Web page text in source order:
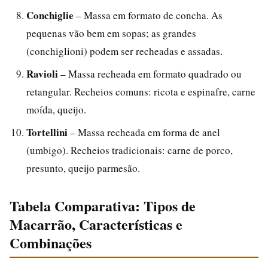
Conchiglie – Massa em formato de concha. As
pequenas vão bem em sopas; as grandes
(conchiglioni) podem ser recheadas e assadas.
Ravioli– Massa recheada em formato quadrado ou
retangular. Recheios comuns: ricota e espinafre, carne
moída, queijo.
Tortellini– Massa recheada em forma de anel
(umbigo). Recheios tradicionais: carne de porco,
presunto, queijo parmesão.
Tabela Comparativa: Tipos de
Macarrão, Características e
Combinações